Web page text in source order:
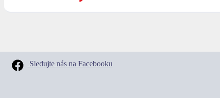
Sledujte nás na Facebooku